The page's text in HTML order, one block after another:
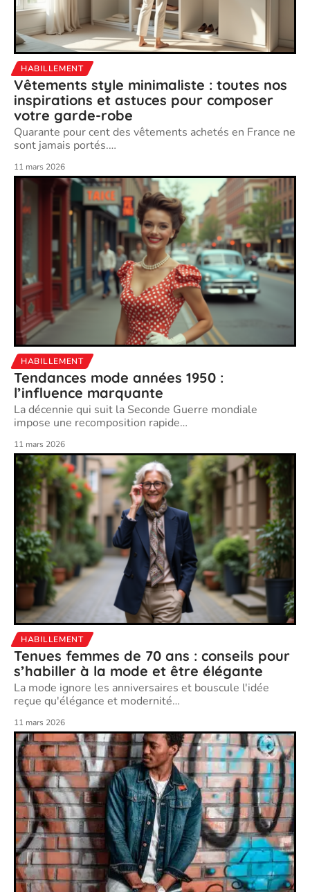
HABILLEMENT
Vêtements style minimaliste : toutes nos
inspirations et astuces pour composer
votre garde-robe
Quarante pour cent des vêtements achetés en France ne
sont jamais portés.…
11 mars 2026
HABILLEMENT
Tendances mode années 1950 :
l’influence marquante
La décennie qui suit la Seconde Guerre mondiale
impose une recomposition rapide…
11 mars 2026
HABILLEMENT
Tenues femmes de 70 ans : conseils pour
s’habiller à la mode et être élégante
La mode ignore les anniversaires et bouscule l'idée
reçue qu'élégance et modernité…
11 mars 2026